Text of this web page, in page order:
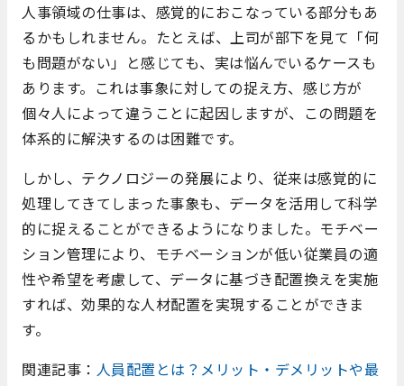
人事領域の仕事は、感覚的におこなっている部分もあ
るかもしれません。たとえば、上司が部下を見て「何
も問題がない」と感じても、実は悩んでいるケースも
あります。これは事象に対しての捉え方、感じ方が
個々人によって違うことに起因しますが、この問題を
体系的に解決するのは困難です。
しかし、テクノロジーの発展により、従来は感覚的に
処理してきてしまった事象も、データを活用して科学
的に捉えることができるようになりました。モチベー
ション管理により、モチベーションが低い従業員の適
性や希望を考慮して、データに基づき配置換えを実施
すれば、効果的な人材配置を実現することができま
す。
関連記事： 人員配置とは？メリット・デメリットや最